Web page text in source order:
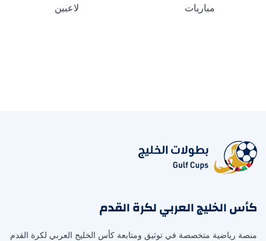
مباريات لاعبين
كأس الخليج العربي لكرة القدم
منصة رياضية متخصصة في توثيق ومتابعة كأس الخليج العربي لكرة القدم